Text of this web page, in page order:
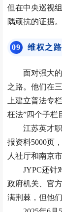
但在中央巡视
隅顽抗的证据。
09 维权之
面对强大
之路。他们在
上建立普法专
枉法”四个子栏
江苏英才
报资料5000页
人社厅和南京
JYPC还针
政府机关、官
满荆棘，但他